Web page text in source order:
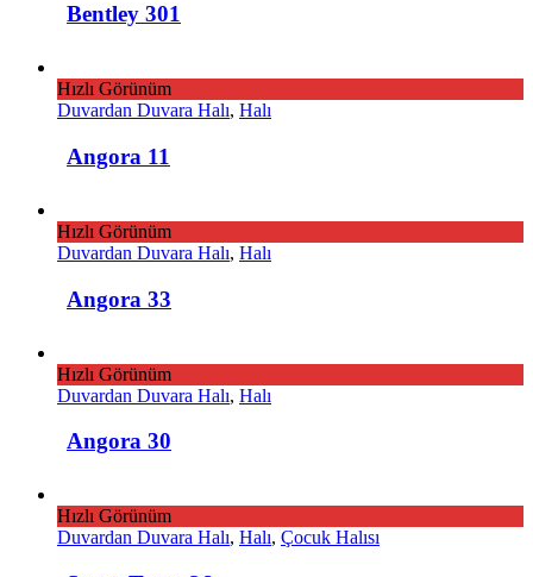
Bentley 301
Hızlı Görünüm
Duvardan Duvara Halı, Halı
Angora 11
Hızlı Görünüm
Duvardan Duvara Halı, Halı
Angora 33
Hızlı Görünüm
Duvardan Duvara Halı, Halı
Angora 30
Hızlı Görünüm
Duvardan Duvara Halı, Halı, Çocuk Halısı